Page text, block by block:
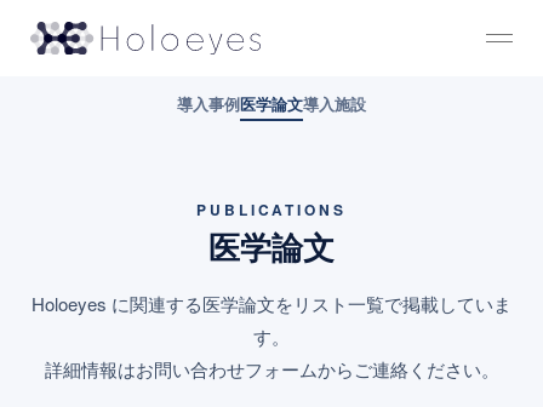
導入事例医学論文導入施設
PUBLICATIONS
医学論文
Holoeyes に関連する医学論文をリスト一覧で掲載していま
す。
詳細情報はお問い合わせフォームからご連絡ください。